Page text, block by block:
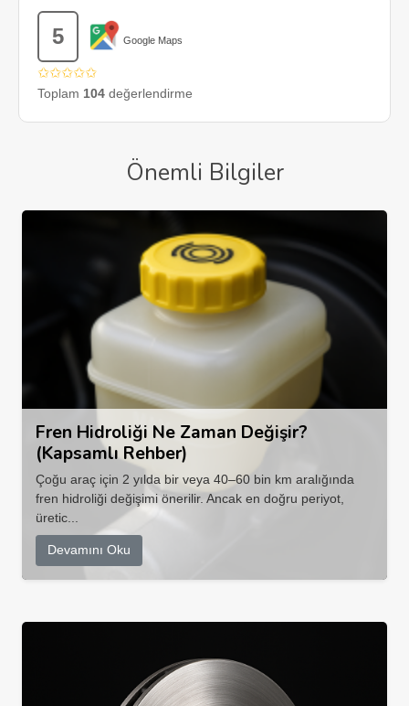
5 Google Maps
✩✩✩✩✩
Toplam 104 değerlendirme
Önemli Bilgiler
Fren Hidroliği Ne Zaman Değişir?
(Kapsamlı Rehber)
Çoğu araç için 2 yılda bir veya 40–60 bin km aralığında
fren hidroliği değişimi önerilir. Ancak en doğru periyot,
üretic...
Devamını Oku